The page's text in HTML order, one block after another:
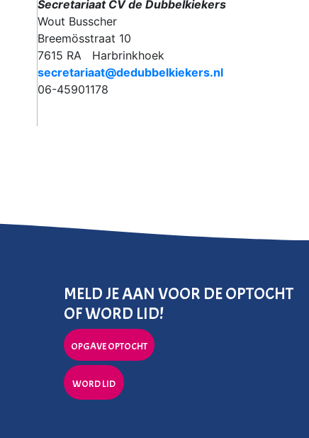
Secretariaat CV de Dubbelkiekers
Wout Busscher
Breemösstraat 10
7615 RA Harbrinkhoek
secretariaat@dedubbelkiekers.nl
06-45901178
MELD JE AAN VOOR DE OPTOCHT
OF WORD LID!
OPGAVE OPTOCHT
WORD LID